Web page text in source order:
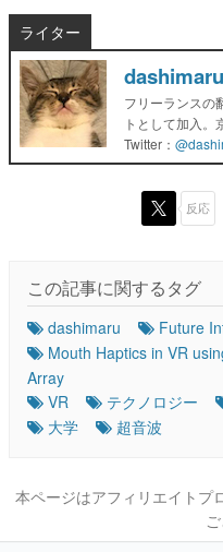
ライター
dashimaru
フリーランスの
トとして加入。
Twitter：
反応
この記事に関するタグ
dashimaru
Future
Mouth Haptics in VR
Array
VR
テクノロジー
大学
超音波
本ページはアフィリエイトプ